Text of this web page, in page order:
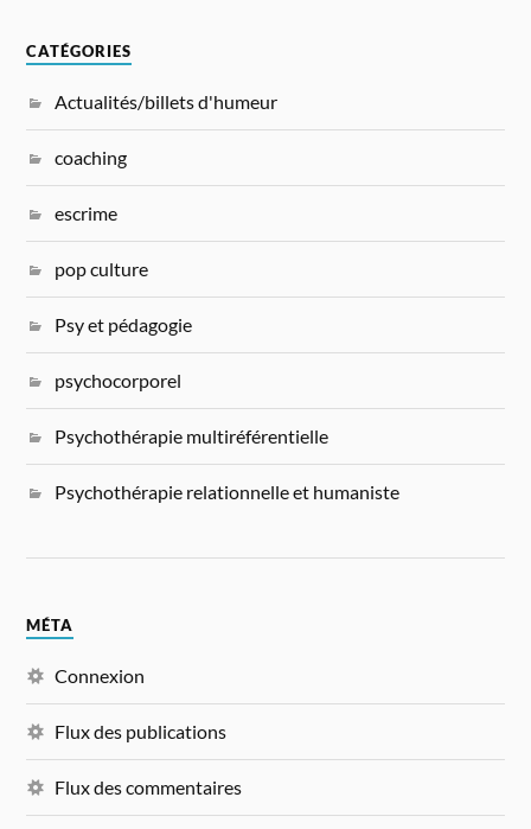
CATÉGORIES
Actualités/billets d'humeur
coaching
escrime
pop culture
Psy et pédagogie
psychocorporel
Psychothérapie multiréférentielle
Psychothérapie relationnelle et humaniste
MÉTA
Connexion
Flux des publications
Flux des commentaires